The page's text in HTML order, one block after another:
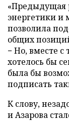
«Предыдущая
энергетики и
позволила
общих
− Но, вместе с
хотелось бы
была бы
подписать
К слову,
и Азарова